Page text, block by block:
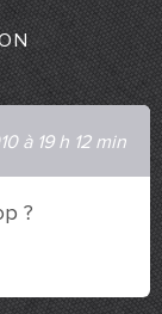
à 19 h 12 min
?